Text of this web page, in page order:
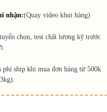
nhận:(Quay video khui hàng)
chọn, test chất lượng kỹ trước
phí ship khi mua đơn hàng từ 500k